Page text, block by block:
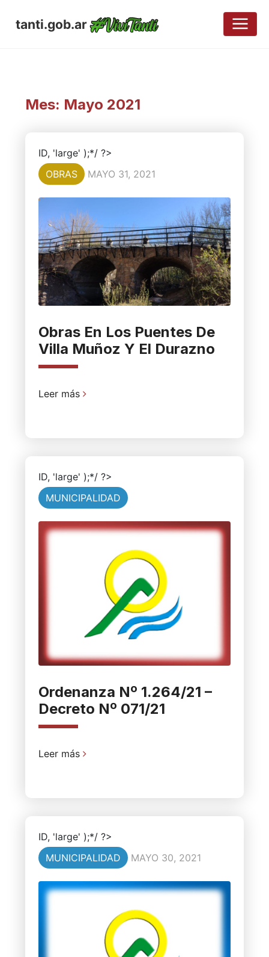
tanti.gob.ar
Mes: Mayo 2021
ID, 'large' );*/ ?>
OBRAS
MAYO 31, 2021
Obras En Los Puentes De
Villa Muñoz Y El Durazno
Leer más
ID, 'large' );*/ ?>
MUNICIPALIDAD
Ordenanza Nº 1.264/21 –
Decreto Nº 071/21
Leer más
ID, 'large' );*/ ?>
MUNICIPALIDAD
MAYO 30, 2021